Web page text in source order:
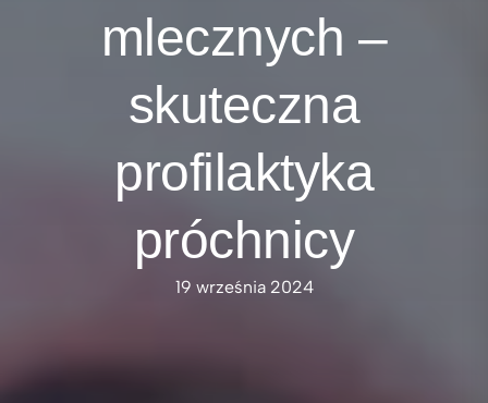
mlecznych –
skuteczna
profilaktyka
próchnicy
19 września 2024